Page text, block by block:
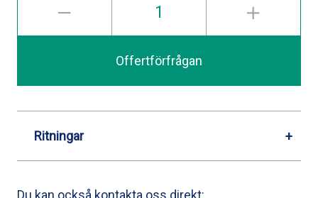
Offertförfrågan
Ritningar
Du kan också kontakta oss direkt: